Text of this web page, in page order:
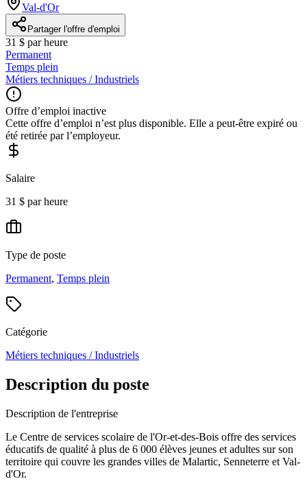
Val-d'Or
Partager l'offre d'emploi
31 $ par heure
Permanent
Temps plein
Métiers techniques / Industriels
Offre d’emploi inactive
Cette offre d’emploi n’est plus disponible. Elle a peut-être expiré ou
été retirée par l’employeur.
Salaire
31 $ par heure
Type de poste
Permanent, Temps plein
Catégorie
Métiers techniques / Industriels
Description du poste
Description de l'entreprise
Le Centre de services scolaire de l'Or-et-des-Bois offre des services
éducatifs de qualité à plus de 6 000 élèves jeunes et adultes sur son
territoire qui couvre les grandes villes de Malartic, Senneterre et Val-
d'Or.